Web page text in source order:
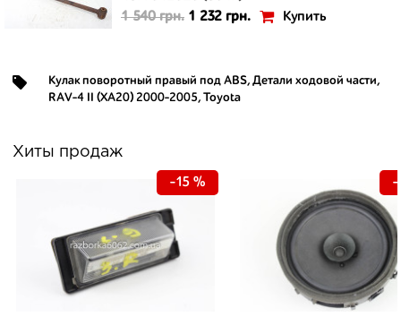
1 540 грн. 1 232 грн. Купить
Кулак поворотный правый под ABS, Детали ходовой части,
RAV-4 II (XA20) 2000-2005, Toyota
Хиты продаж
-15 % -